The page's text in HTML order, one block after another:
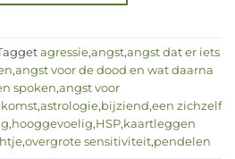
agressie,angst,angst dat er iets
,angst voor de dood en wat daarna
spoken,angst voor
,astrologie,bijziend,een zichzelf
,hooggevoelig,HSP,kaartleggen
,overgrote sensitiviteit,pendelen